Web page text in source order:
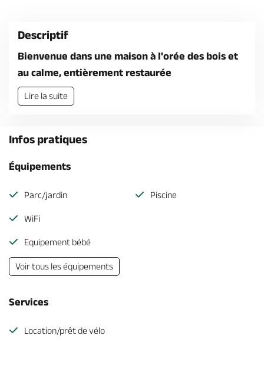
Brochures & Cartes
Descriptif
Bienvenue dans une maison à l'orée des bois et
au calme, entièrement restaurée
Lire la suite
Infos pratiques
Équipements
Parc/jardin Piscine
WiFi
Equipement bébé
Voir tous les équipements
Services
Location/prêt de vélo